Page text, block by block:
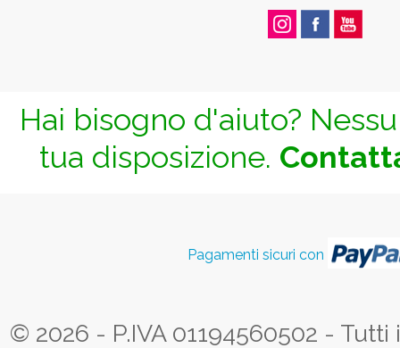
Hai bisogno d'aiuto?
tua disposizione.
Pagamenti sicuri con
© 2026 - P.IVA 01194560502 -